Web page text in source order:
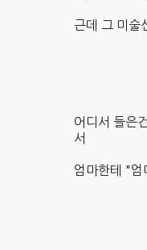
근데 그 미술
어디서 들은
서
엄마한테 "엄